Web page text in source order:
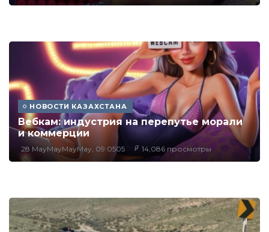
НОВОСТИ КАЗАХСТАНА
Вебкам: индустрия на перепутье морали
и коммерции
28 MayMayMayMay, 09:0505 14,086 просмотры